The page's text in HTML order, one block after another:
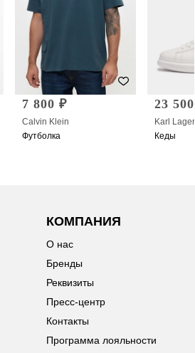
7 800 ₽
Calvin Klein
Футболка
23
Karl
Кеды
КОМПАНИЯ
О нас
Бренды
Реквизиты
Пресс-центр
Контакты
Программа лояльности